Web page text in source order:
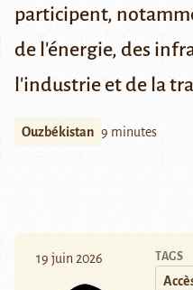
participent,
de l'énergie, des
l'industrie et de la
Ouzbékistan 9 minutes
19 juin 2026 TAGS